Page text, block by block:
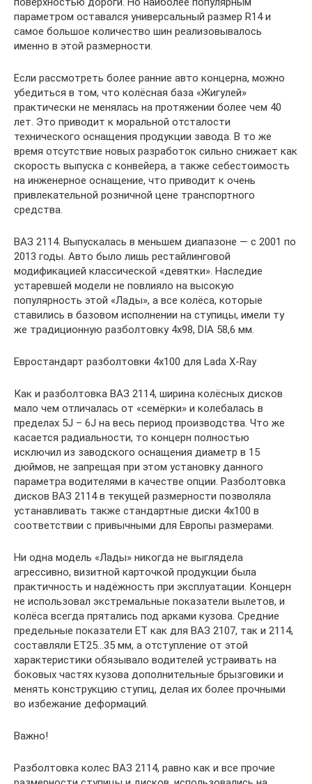
параметром оставался универсальный размер R14 и
самое большое количество шин реализовывалось
именно в этой размерности.
Если рассмотреть более ранние авто концерна, можно
убедиться в том, что колёсная база «Жигулей»
практически не менялась на протяжении более чем 40
лет. Это приводит к моральной отсталости
технического оснащения продукции завода. В то же
время отсутствие новых разработок сильно снижает как
скорость выпуска с конвейера, а также себестоимость
на инженерное оснащение, что приводит к очень
привлекательной розничной цене транспортного
средства.
ВАЗ 2114. Выпускалась в меньшем диапазоне — с 2001 по
2013 годы. Авто было лишь рестайлинговой
модификацией классической «девятки». Наследие
устаревшей модели не повлияло на высокую
популярность этой «Лады», а все колёса, которые
ставились в базовом исполнении на ступицы, имели ту
же традиционную разболтовку 4х98, DIA 58,6 мм.
Евростандарт разболтовки 4х100 для Lada X-Ray
Как и разболтовка ВАЗ 2114, ширина колёсных дисков
мало чем отличалась от «семёрки» и колебалась в
пределах 5J – 6J на весь период производства. Что же
касается радиальности, то концерн полностью
исключил из заводского оснащения диаметр в 15
дюймов, не запрещая при этом установку данного
параметра водителями в качестве опции. Разболтовка
дисков ВАЗ 2114 в текущей размерности позволяла
устанавливать также стандартные диски 4х100 в
соответствии с привычными для Европы размерами.
Ни одна модель «Лады» никогда не выглядела
агрессивно, визитной карточкой продукции была
практичность и надёжность при эксплуатации. Концерн
не использовал экстремальные показатели вылетов, и
колёса всегда прятались под арками кузова. Средние
предельные показатели ЕТ как для ВАЗ 2107, так и 2114,
составляли ЕТ25…35 мм, а отступление от этой
характеристики обязывало водителей устраивать на
боковых частях кузова дополнительные брызговики и
менять конструкцию ступиц, делая их более прочными
во избежание деформаций.
Важно!
Разболтовка колес ВАЗ 2114, равно как и все прочие